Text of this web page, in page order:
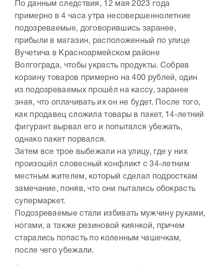
По данным следствия, 12 мая 2023 года
примерно в 4 часа утра несовершеннолетние
подозреваемые, договорившись заранее,
прибыли в магазин, расположенный по улице
Вучетича в Красноармейском районе
Волгограда, чтобы украсть продукты. Собрав
корзину товаров примерно на 400 рублей, один
из подозреваемых прошёл на кассу, заранее
зная, что оплачивать их он не будет. После того,
как продавец сложила товары в пакет, 14-летний
фигурант вырвал его и попытался убежать,
однако пакет порвался.
Затем все трое выбежали на улицу, где у них
произошёл словесный конфликт с 34-летним
местным жителем, который сделал подросткам
замечание, поняв, что они пытались обокрасть
супермаркет.
Подозреваемые стали избивать мужчину руками,
ногами, а также резиновой киянкой, причем
старались попасть по коленным чашечкам,
после чего убежали.